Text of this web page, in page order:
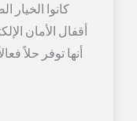
كانوا الخيار
أقفال الأمان
أنها توفر حلاً